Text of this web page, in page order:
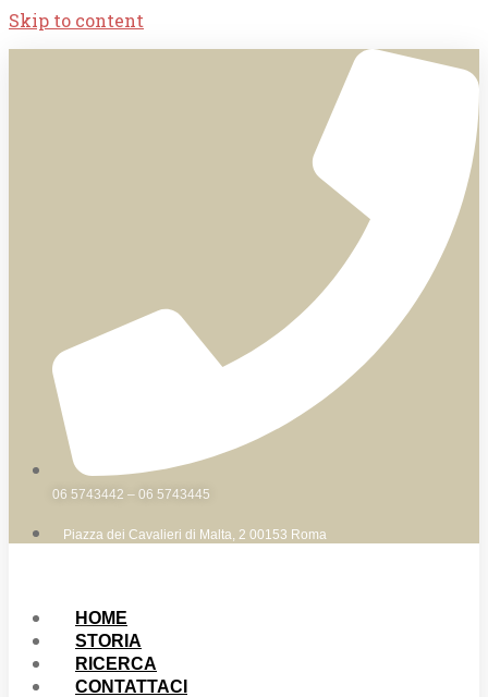
Skip to content
06 5743442 – 06 5743445
Piazza dei Cavalieri di Malta, 2 00153 Roma
HOME
STORIA
RICERCA
CONTATTACI